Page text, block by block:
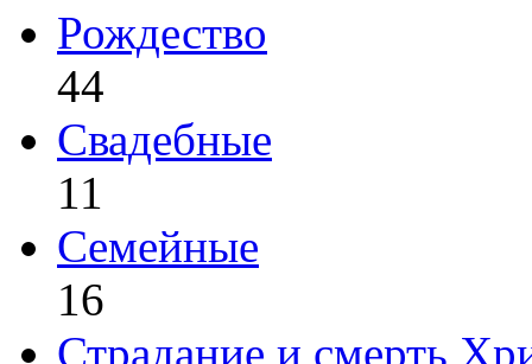
Рождество
44
Свадебные
11
Семейные
16
Страдание и смерть